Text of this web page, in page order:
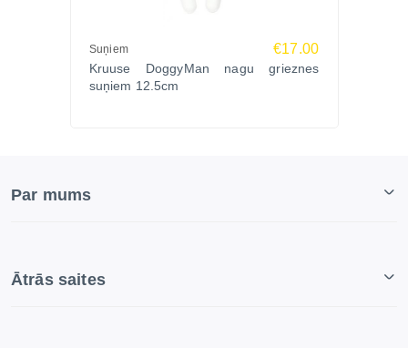
Suņiem €17.00
Kruuse DoggyMan nagu grieznes
suņiem 12.5cm
Par mums
Ātrās saites